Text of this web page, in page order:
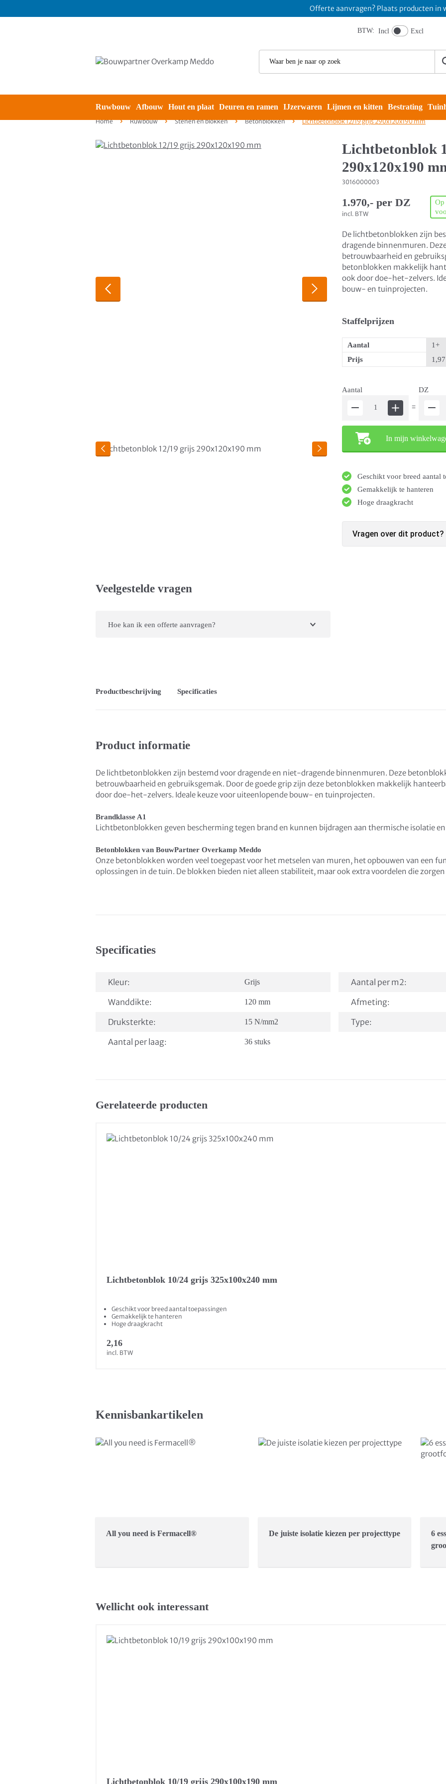
Offerte aanvragen? Plaats producten in
BTW: Incl Excl
Ruwbouw Afbouw Hout en plaat Deuren en ramen IJzerwaren Lijmen en kitten Bestrating
Home Ruwbouw Stenen en blokken Betonblokken Lichtbetonblok 12/19 grijs 290x120x190 mm
Lichtbetonblok
290x120x190
3016000003
1.970,- per DZ
incl. BTW
Op
De lichtbetonblokken zijn
dragende binnenmuren.
betrouwbaarheid en
betonblokken makkelijk
ook door doe-het-zelvers.
bouw- en tuinprojecten.
Staffelprijzen
Aantal 1+
Prijs
1,97
Aantal
=
DZ
In mijn
Geschikt voor breed aantal
Gemakkelijk te hanteren
Hoge draagkracht
Vragen over dit product?
Veelgestelde vragen
Hoe kan ik een offerte aanvragen?
Productbeschrijving Specificaties
Product informatie
De lichtbetonblokken zijn bestemd voor dragende en niet-dragende binnenmuren. Deze
betrouwbaarheid en gebruiksgemak. Door de goede grip zijn deze betonblokken makkelijk
door doe-het-zelvers. Ideale keuze voor uiteenlopende bouw- en tuinprojecten.
Brandklasse A1
Lichtbetonblokken geven bescherming tegen brand en kunnen bijdragen aan thermische isolatie
Betonblokken van BouwPartner Overkamp Meddo
Onze betonblokken worden veel toegepast voor het metselen van muren, het opbouwen van een
oplossingen in de tuin. De blokken bieden niet alleen stabiliteit, maar ook extra voordelen die
Specificaties
Kleur: Grijs Aantal per m2:
Wanddikte: 120 mm Afmeting:
Druksterkte: 15 N/mm2 Type:
Aantal per laag: 36 stuks
Gerelateerde producten
Lichtbetonblok 10/24 grijs 325x100x240 mm
Geschikt voor breed aantal toepassingen
Gemakkelijk te hanteren
Hoge draagkracht
2,16
incl. BTW
Kennisbankartikelen
All you need is Fermacell® De juiste isolatie kiezen per projecttype
6
Wellicht ook interessant
Lichtbetonblok 10/19 grijs 290x100x190 mm